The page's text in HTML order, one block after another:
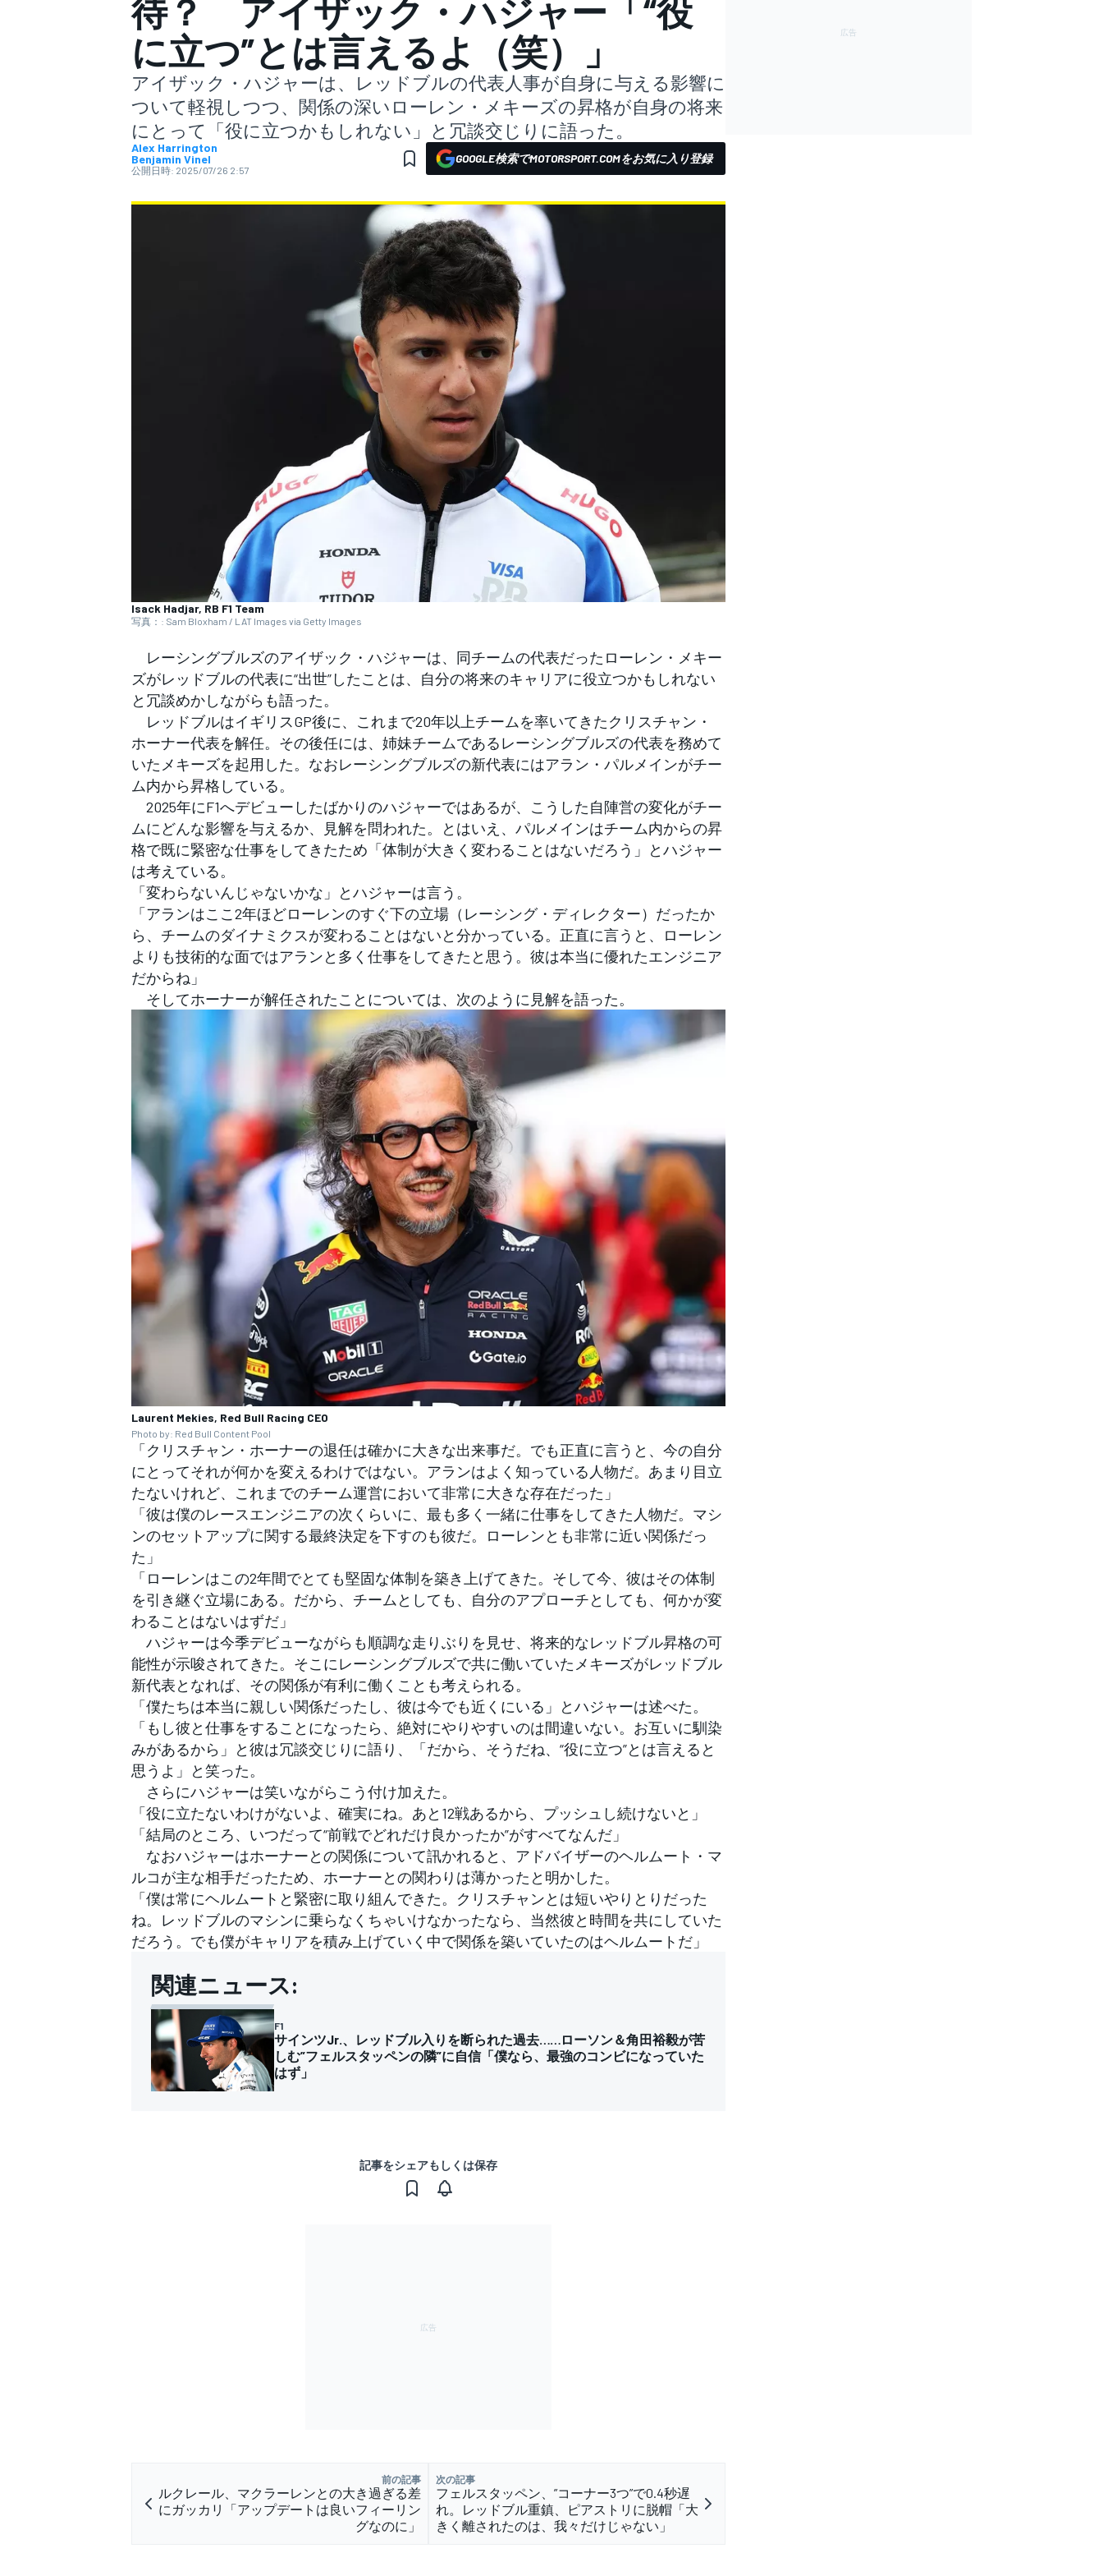
スーパーフォーミュラ
フォーミュラE
すべてのカテゴリー
待？ アイザック・ハジャー「“役
に立つ”とは言えるよ（笑）」
アイザック・ハジャーは、レッドブルの代表人事が自身に与える影響に
ついて軽視しつつ、関係の深いローレン・メキーズの昇格が自身の将来
にとって「役に立つかもしれない」と冗談交じりに語った。
Alex Harrington
Benjamin Vinel
公開日時: 2025/07/26 2:57
GOOGLE検索でMOTORSPORT.COMをお気に入り登録
Isack Hadjar, RB F1 Team
写真：: Sam Bloxham / LAT Images via Getty Images
レーシングブルズのアイザック・ハジャーは、同チームの代表だったローレン・メキー
ズがレッドブルの代表に“出世”したことは、自分の将来のキャリアに役立つかもしれない
と冗談めかしながらも語った。
レッドブルはイギリスGP後に、これまで20年以上チームを率いてきたクリスチャン・
ホーナー代表を解任。その後任には、姉妹チームであるレーシングブルズの代表を務めて
いたメキーズを起用した。なおレーシングブルズの新代表にはアラン・パルメインがチー
ム内から昇格している。
2025年にF1へデビューしたばかりのハジャーではあるが、こうした自陣営の変化がチー
ムにどんな影響を与えるか、見解を問われた。とはいえ、パルメインはチーム内からの昇
格で既に緊密な仕事をしてきたため「体制が大きく変わることはないだろう」とハジャー
は考えている。
「変わらないんじゃないかな」とハジャーは言う。
「アランはここ2年ほどローレンのすぐ下の立場（レーシング・ディレクター）だったか
ら、チームのダイナミクスが変わることはないと分かっている。正直に言うと、ローレン
よりも技術的な面ではアランと多く仕事をしてきたと思う。彼は本当に優れたエンジニア
だからね」
そしてホーナーが解任されたことについては、次のように見解を語った。
Laurent Mekies, Red Bull Racing CEO
Photo by: Red Bull Content Pool
「クリスチャン・ホーナーの退任は確かに大きな出来事だ。でも正直に言うと、今の自分
にとってそれが何かを変えるわけではない。アランはよく知っている人物だ。あまり目立
たないけれど、これまでのチーム運営において非常に大きな存在だった」
「彼は僕のレースエンジニアの次くらいに、最も多く一緒に仕事をしてきた人物だ。マシ
ンのセットアップに関する最終決定を下すのも彼だ。ローレンとも非常に近い関係だっ
た」
「ローレンはこの2年間でとても堅固な体制を築き上げてきた。そして今、彼はその体制
を引き継ぐ立場にある。だから、チームとしても、自分のアプローチとしても、何かが変
わることはないはずだ」
ハジャーは今季デビューながらも順調な走りぶりを見せ、将来的なレッドブル昇格の可
能性が示唆されてきた。そこにレーシングブルズで共に働いていたメキーズがレッドブル
新代表となれば、その関係が有利に働くことも考えられる。
「僕たちは本当に親しい関係だったし、彼は今でも近くにいる」とハジャーは述べた。
「もし彼と仕事をすることになったら、絶対にやりやすいのは間違いない。お互いに馴染
みがあるから」と彼は冗談交じりに語り、「だから、そうだね、“役に立つ”とは言えると
思うよ」と笑った。
さらにハジャーは笑いながらこう付け加えた。
「役に立たないわけがないよ、確実にね。あと12戦あるから、プッシュし続けないと」
「結局のところ、いつだって“前戦でどれだけ良かったか”がすべてなんだ」
なおハジャーはホーナーとの関係について訊かれると、アドバイザーのヘルムート・マ
ルコが主な相手だったため、ホーナーとの関わりは薄かったと明かした。
「僕は常にヘルムートと緊密に取り組んできた。クリスチャンとは短いやりとりだった
ね。レッドブルのマシンに乗らなくちゃいけなかったなら、当然彼と時間を共にしていた
だろう。でも僕がキャリアを積み上げていく中で関係を築いていたのはヘルムートだ」
関連ニュース:
F1
サインツJr.、レッドブル入りを断られた過去……ローソン＆角田裕毅が苦
しむ”フェルスタッペンの隣”に自信「僕なら、最強のコンビになっていた
はず」
記事をシェアもしくは保存
前の記事
ルクレール、マクラーレンとの大き過ぎる差
にガッカリ「アップデートは良いフィーリン
グなのに」
次の記事
フェルスタッペン、”コーナー3つ”で0.4秒遅
れ。レッドブル重鎮、ピアストリに脱帽「大
きく離されたのは、我々だけじゃない」